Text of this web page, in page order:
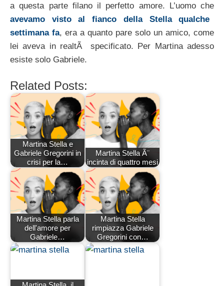
a questa parte filano il perfetto amore. L’uomo che
avevamo visto al fianco della Stella qualche
settimana fa, era a quanto pare solo un amico, come
lei aveva in realtÃ specificato. Per Martina adesso
esiste solo Gabriele.
Related Posts:
Martina Stella e
Gabriele Gregorini in
crisi per la…
Martina Stella Ã¨
incinta di quattro mesi
Martina Stella parla
dell'amore per
Gabriele…
Martina Stella
rimpiazza Gabriele
Gregorini con…